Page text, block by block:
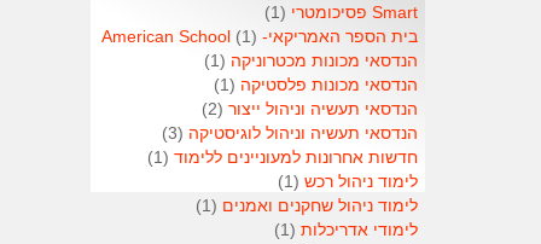
Smart פסיכומטרי
(1)
בית הספר האמריקאי- American School (1)
הנדסאי מכונות מכטרוניקה (1)
הנדסאי מכונות פלסטיקה (1)
הנדסאי תעשיה וניהול ייצור (2)
הנדסאי תעשיה וניהול לוגיסטיקה (3)
חדשות אחרונות למעוניינים ללימוד (1)
לימוד ניהול רכש (1)
לימוד ניהול שחקנים ואמנים (1)
לימודי אדריכלות (1)